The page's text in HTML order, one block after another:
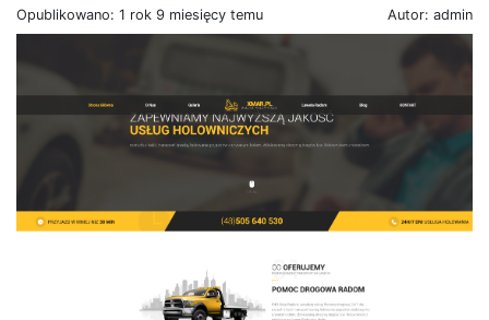
Opublikowano: 1 rok 9 miesięcy temu Autor: admin